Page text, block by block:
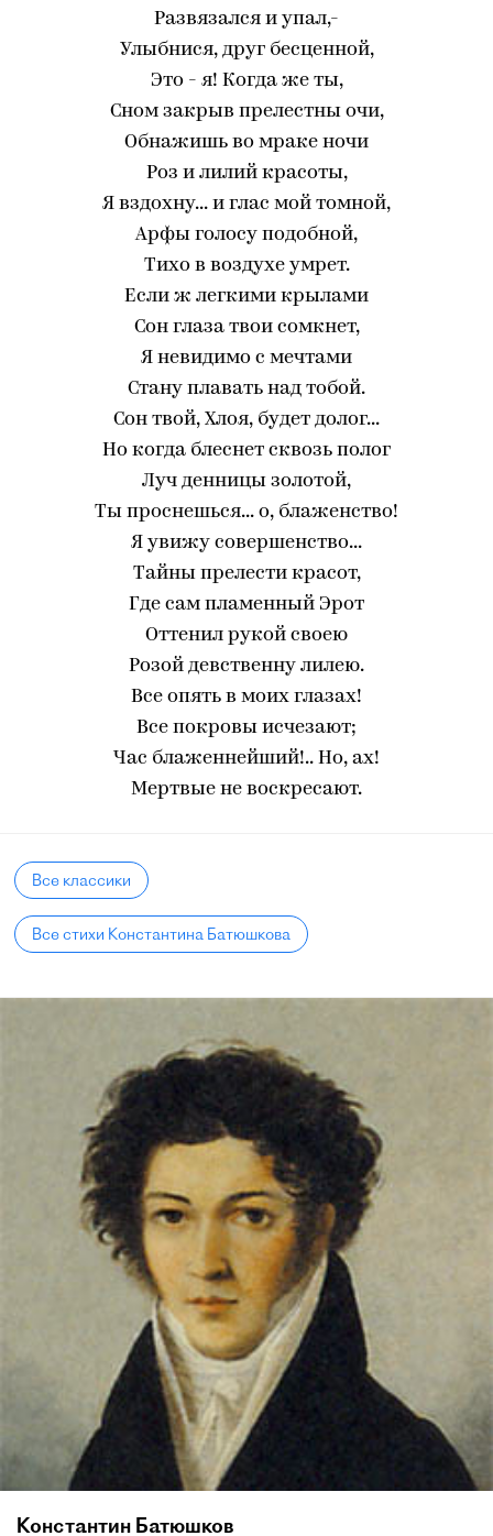
Развязался и упал,-
Улыбнися, друг бесценной,
Это - я! Когда же ты,
Сном закрыв прелестны очи,
Обнажишь во мраке ночи
Роз и лилий красоты,
Я вздохну... и глас мой томной,
Арфы голосу подобной,
Тихо в воздухе умрет.
Если ж легкими крылами
Сон глаза твои сомкнет,
Я невидимо с мечтами
Стану плавать над тобой.
Сон твой, Хлоя, будет долог...
Но когда блеснет сквозь полог
Луч денницы золотой,
Ты проснешься... о, блаженство!
Я увижу совершенство...
Тайны прелести красот,
Где сам пламенный Эрот
Оттенил рукой своею
Розой девственну лилею.
Все опять в моих глазах!
Все покровы исчезают;
Час блаженнейший!.. Но, ах!
Мертвые не воскресают.
Все классики
Все стихи Константина Батюшкова
Константин Батюшков